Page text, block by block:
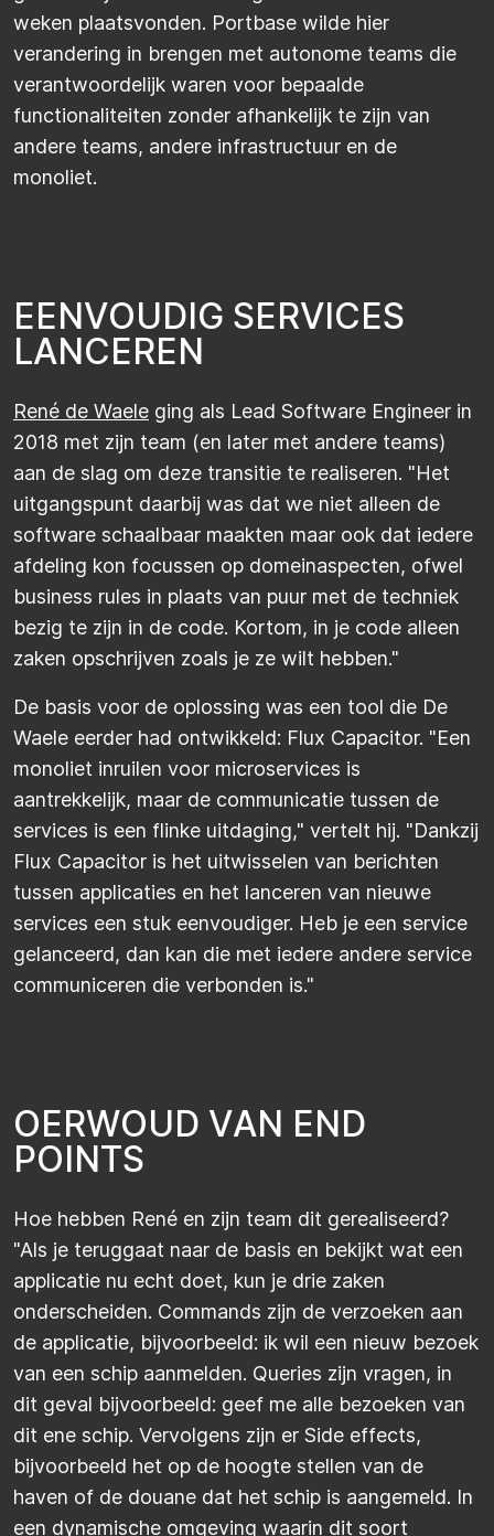
weken plaatsvonden. Portbase wilde hier
verandering in brengen met autonome teams die
verantwoordelijk waren voor bepaalde
functionaliteiten zonder afhankelijk te zijn van
andere teams, andere infrastructuur en de
monoliet.
EENVOUDIG SERVICES
LANCEREN
René de Waele ging als Lead Software Engineer in
2018 met zijn team (en later met andere teams)
aan de slag om deze transitie te realiseren. "Het
uitgangspunt daarbij was dat we niet alleen de
software schaalbaar maakten maar ook dat iedere
afdeling kon focussen op domeinaspecten, ofwel
business rules in plaats van puur met de techniek
bezig te zijn in de code. Kortom, in je code alleen
zaken opschrijven zoals je ze wilt hebben."
De basis voor de oplossing was een tool die De
Waele eerder had ontwikkeld: Flux Capacitor. "Een
monoliet inruilen voor microservices is
aantrekkelijk, maar de communicatie tussen de
services is een flinke uitdaging," vertelt hij. "Dankzij
Flux Capacitor is het uitwisselen van berichten
tussen applicaties en het lanceren van nieuwe
services een stuk eenvoudiger. Heb je een service
gelanceerd, dan kan die met iedere andere service
communiceren die verbonden is."
OERWOUD VAN END
POINTS
Hoe hebben René en zijn team dit gerealiseerd?
"Als je teruggaat naar de basis en bekijkt wat een
applicatie nu echt doet, kun je drie zaken
onderscheiden. Commands zijn de verzoeken aan
de applicatie, bijvoorbeeld: ik wil een nieuw bezoek
van een schip aanmelden. Queries zijn vragen, in
dit geval bijvoorbeeld: geef me alle bezoeken van
dit ene schip. Vervolgens zijn er Side effects,
bijvoorbeeld het op de hoogte stellen van de
haven of de douane dat het schip is aangemeld. In
een dynamische omgeving waarin dit soort